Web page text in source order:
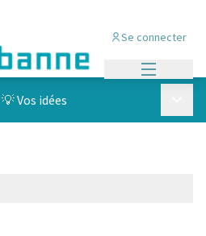
Se connecter
💡 Vos idées